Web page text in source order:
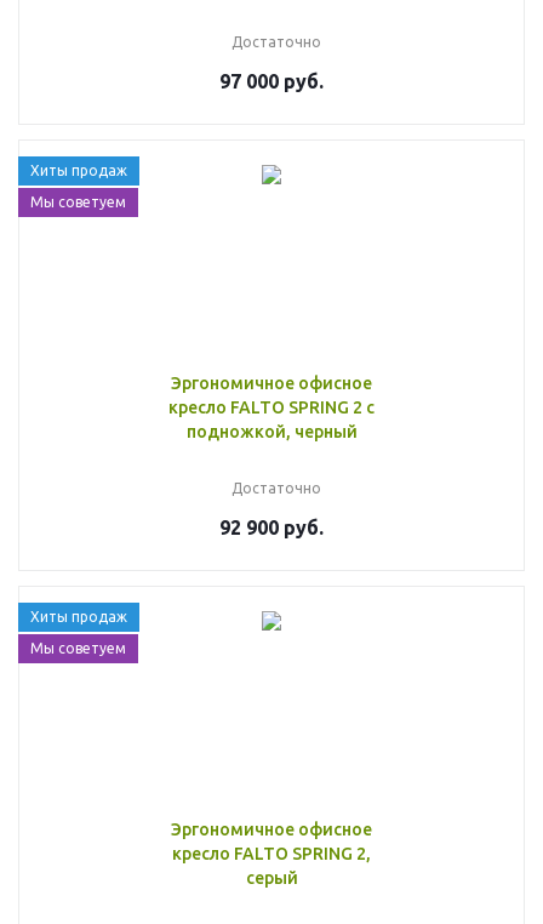
Достаточно
97 000 руб.
Хиты продаж
Мы советуем
Эргономичное офисное
кресло FALTO SPRING 2 с
подножкой, черный
Достаточно
92 900 руб.
Хиты продаж
Мы советуем
Эргономичное офисное
кресло FALTO SPRING 2,
серый